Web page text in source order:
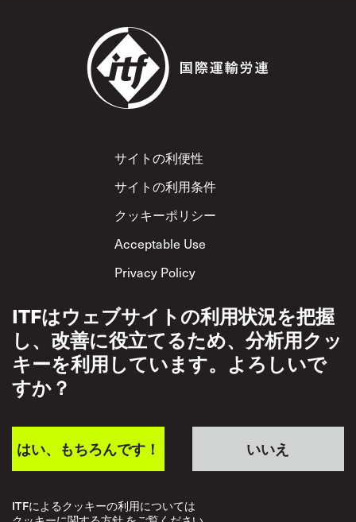
Footer
サイトの利便性
サイトの利用条件
クッキーポリシー
Acceptable Use
Privacy Policy
ITFはウェブサイトの利用状況を把握
し、改善に役立てるため、分析用クッ
キーを利用しています。よろしいで
すか？
いいえ
はい、もちろんです！
ITFによるクッキーの利用については